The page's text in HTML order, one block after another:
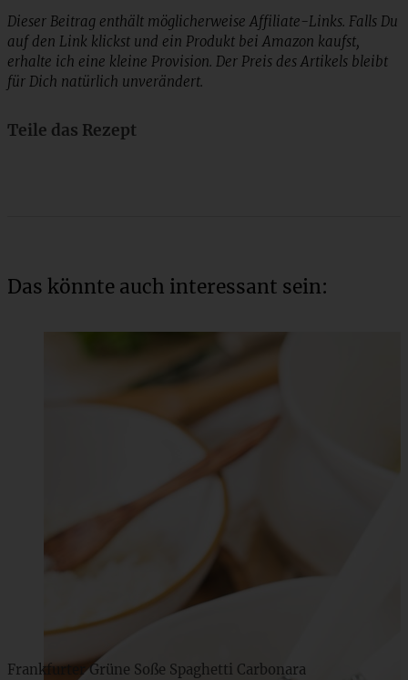
Dieser Beitrag enthält möglicherweise Affiliate-Links. Falls Du
auf den Link klickst und ein Produkt bei Amazon kaufst,
erhalte ich eine kleine Provision. Der Preis des Artikels bleibt
für Dich natürlich unverändert.
Teile das Rezept
Das könnte auch interessant sein:
Frankfurter Grüne Soße Spaghetti Carbonara